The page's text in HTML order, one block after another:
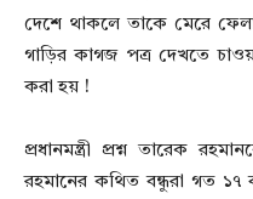
দেশে থাকলে তাকে মেরে
গাড়ির কাগজ পত্র দেখতে
করা হয় !
প্রধানমন্ত্রী প্রশ্ন তারেক
রহমানের কথিত বন্ধুরা গত